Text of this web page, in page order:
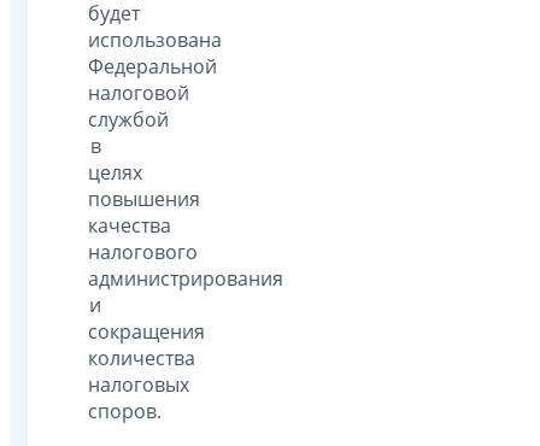
будет
использована
Федеральной
налоговой
службой
в
целях
повышения
качества
налогового
администрирования
и
сокращения
количества
налоговых
споров.